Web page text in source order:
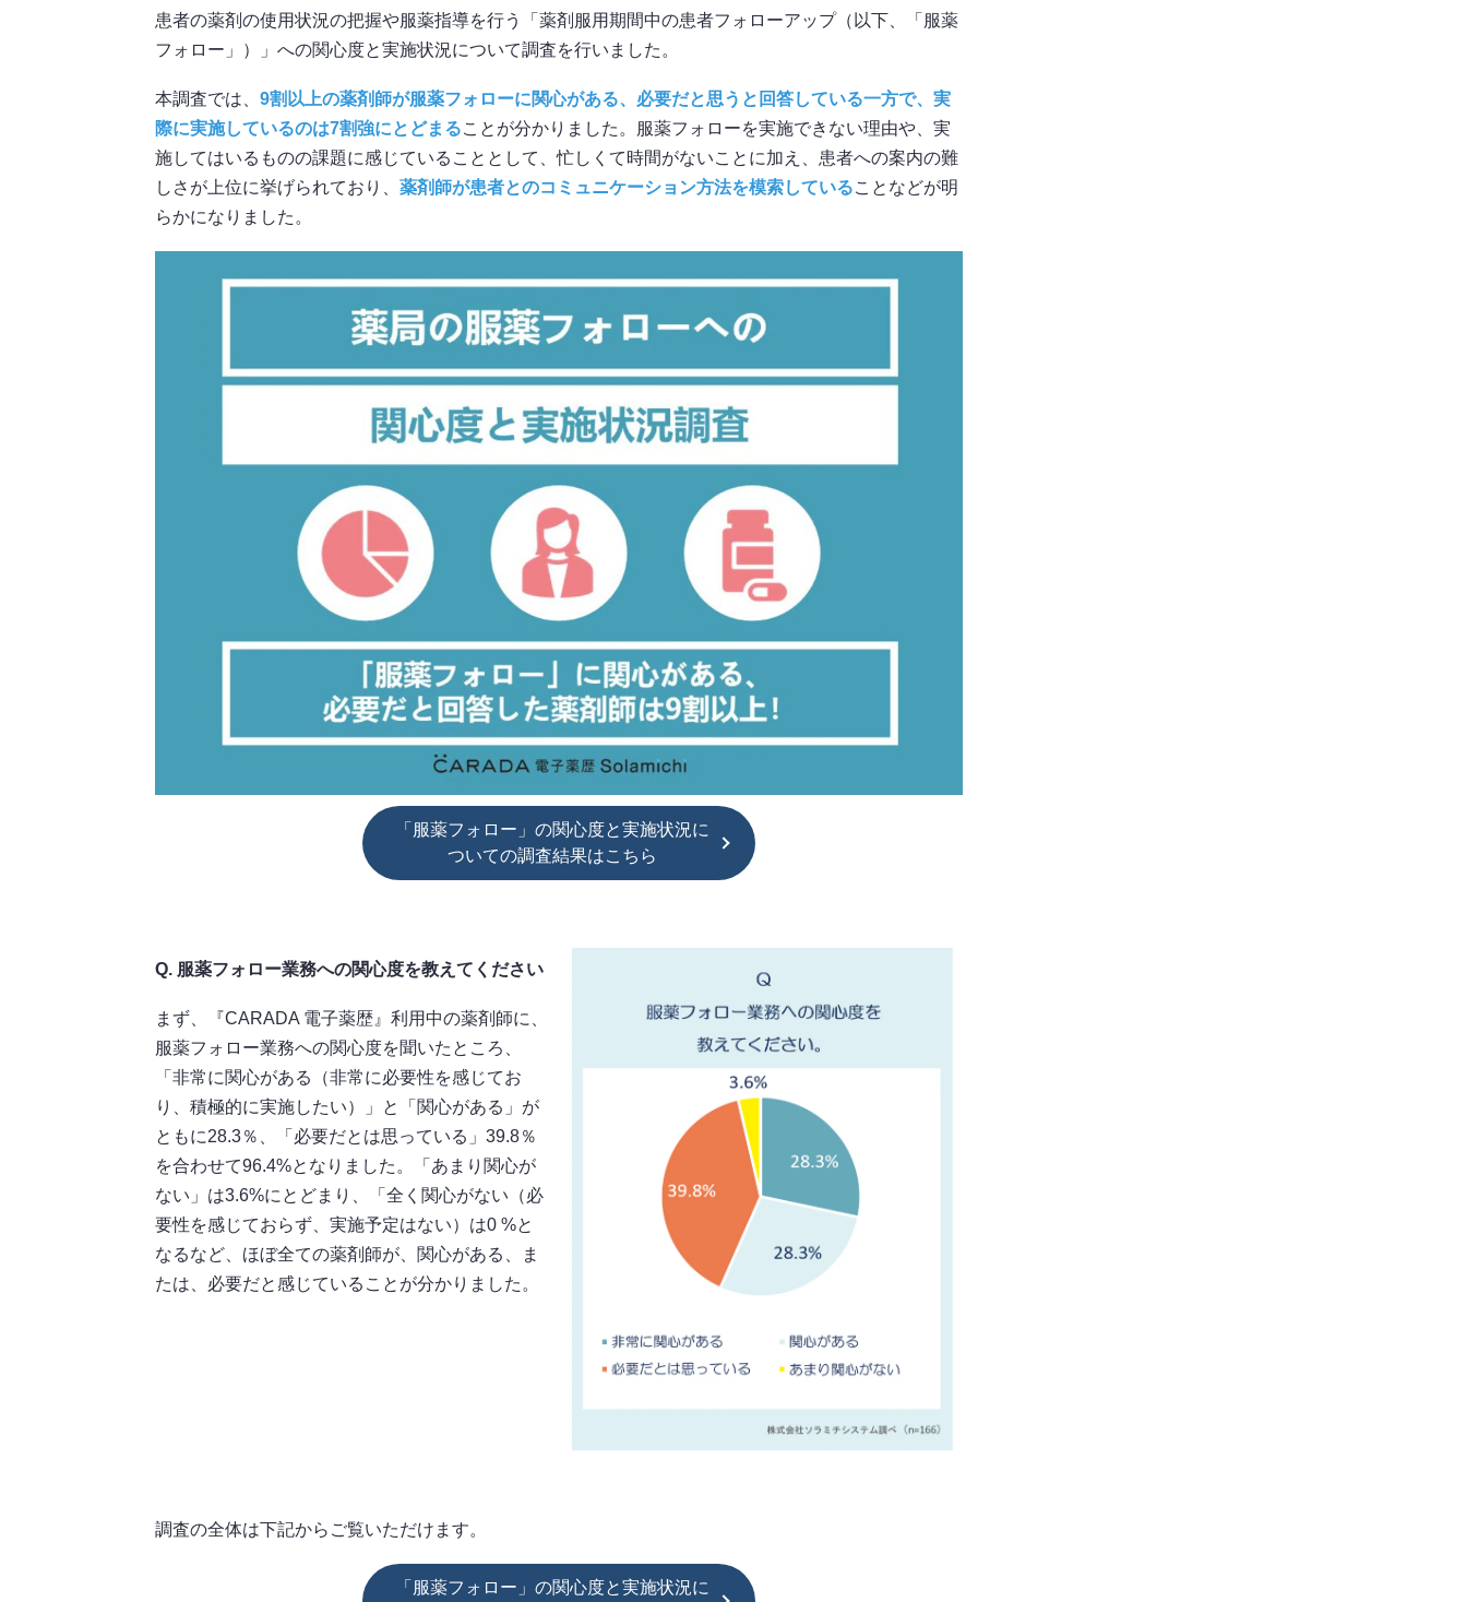
患者の薬剤の使用状況の把握や服薬指導を行う「薬剤服用期間中の患者フォローアップ（以下、「服薬
フォロー」）」への関心度と実施状況について調査を行いました。
本調査では、 9割以上の薬剤師が服薬フォローに関心がある、必要だと思うと回答している一方で、実
際に実施しているのは7割強にとどまることが分かりました。服薬フォローを実施できない理由や、実
施してはいるものの課題に感じていることとして、忙しくて時間がないことに加え、患者への案内の難
しさが上位に挙げられており、 薬剤師が患者とのコミュニケーション方法を模索していることなどが明
らかになりました。
「服薬フォロー」の関心度と実施状況に
ついての調査結果はこちら
Q. 服薬フォロー業務への関心度を教えてください
まず、『CARADA 電子薬歴』利用中の薬剤師に、
服薬フォロー業務への関心度を聞いたところ、
「非常に関心がある（非常に必要性を感じてお
り、積極的に実施したい）」と「関心がある」が
ともに28.3％、「必要だとは思っている」39.8％
を合わせて96.4%となりました。「あまり関心が
ない」は3.6%にとどまり、「全く関心がない（必
要性を感じておらず、実施予定はない）は0 %と
なるなど、ほぼ全ての薬剤師が、関心がある、ま
たは、必要だと感じていることが分かりました。
調査の全体は下記からご覧いただけます。
「服薬フォロー」の関心度と実施状況に